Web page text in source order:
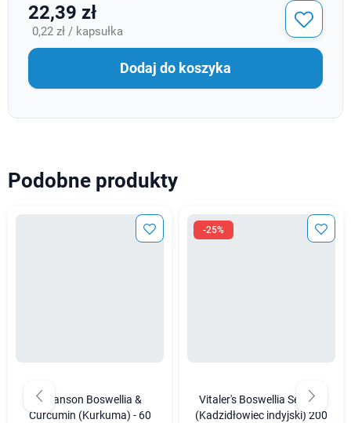
22,39 zł
0,22 zł / kapsułka
Dodaj do koszyka
Podobne produkty
Swanson Boswellia &
Curcumin (Kurkuma) - 60
-25%
Vitaler's Boswellia Serrata
(Kadzidłowiec indyjski) 200